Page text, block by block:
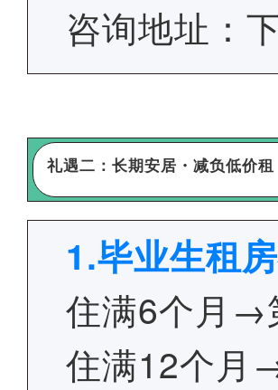
咨询地址：
礼遇二：长期安居・减负低价租
1.毕业生租
住满6个月→
住满12个月